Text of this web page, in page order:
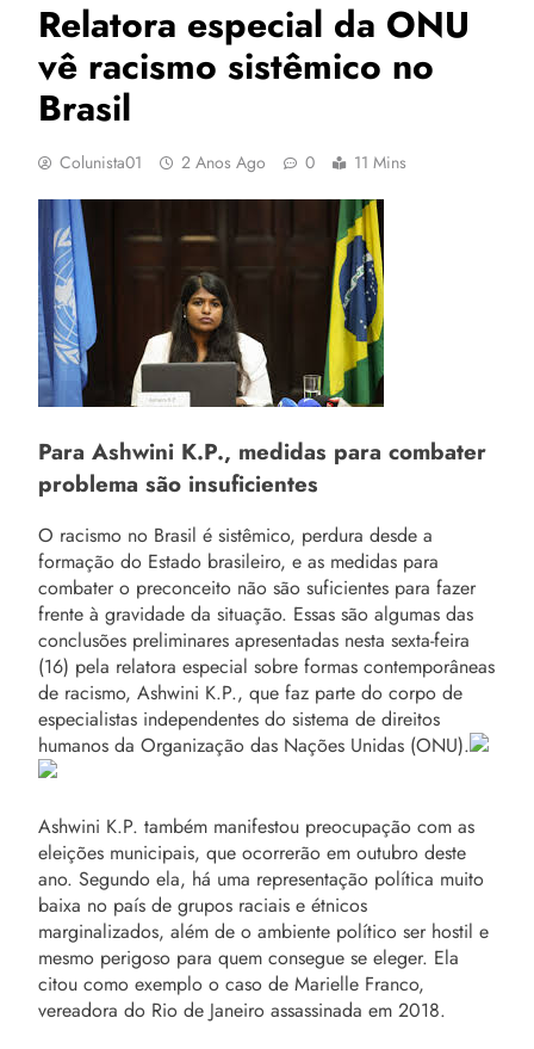
Relatora especial da ONU
vê racismo sistêmico no
Brasil
Colunista01 2 Anos Ago 0 11 Mins
Para Ashwini K.P., medidas para combater
problema são insuficientes
O racismo no Brasil é sistêmico, perdura desde a
formação do Estado brasileiro, e as medidas para
combater o preconceito não são suficientes para fazer
frente à gravidade da situação. Essas são algumas das
conclusões preliminares apresentadas nesta sexta-feira
(16) pela relatora especial sobre formas contemporâneas
de racismo, Ashwini K.P., que faz parte do corpo de
especialistas independentes do sistema de direitos
humanos da Organização das Nações Unidas (ONU).
Ashwini K.P. também manifestou preocupação com as
eleições municipais, que ocorrerão em outubro deste
ano. Segundo ela, há uma representação política muito
baixa no país de grupos raciais e étnicos
marginalizados, além de o ambiente político ser hostil e
mesmo perigoso para quem consegue se eleger. Ela
citou como exemplo o caso de Marielle Franco,
vereadora do Rio de Janeiro assassinada em 2018.